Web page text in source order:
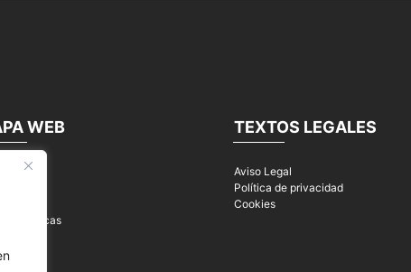
WEB
marcas
TEXTOS LEGALES
Aviso Legal
Política de privacidad
Cookies